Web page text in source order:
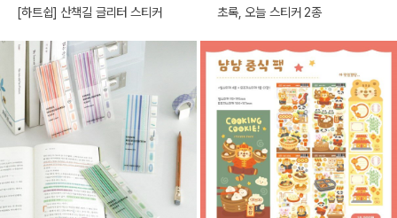
[하트쉽] 산책길 글리터 스티커 초록, 오늘 스티커 2종